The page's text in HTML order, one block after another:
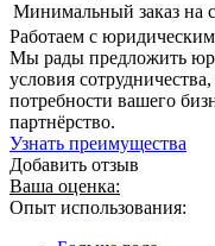
Минимальный заказ на
Работаем с
Мы рады предложить
условия
потребности вашего
партнёрство.
Узнать преимущества
Добавить отзыв
Ваша оценка:
Опыт использования: